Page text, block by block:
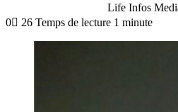
Life Infos
0
26 Temps de lecture 1 minute